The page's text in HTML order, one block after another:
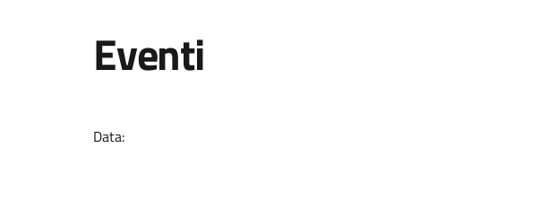
Eventi
Data: